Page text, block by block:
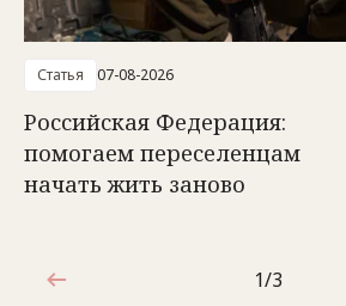
Статья 07-08-2026
Российская Федерация:
помогаем переселенцам
начать жить заново
1 из 3
1/3